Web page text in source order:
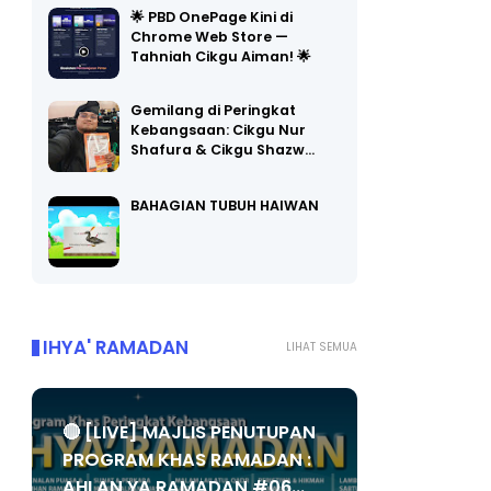
🌟 PBD OnePage Kini di
Chrome Web Store —
Tahniah Cikgu Aiman! 🌟
Gemilang di Peringkat
Kebangsaan: Cikgu Nur
Shafura & Cikgu Shazw…
BAHAGIAN TUBUH HAIWAN
LIHAT SEMUA
IHYA' RAMADAN
🔴 [LIVE] MAJLIS PENUTUPAN
PROGRAM KHAS RAMADAN :